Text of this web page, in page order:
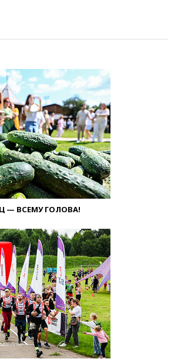
— ВСЕМУ ГОЛОВА!